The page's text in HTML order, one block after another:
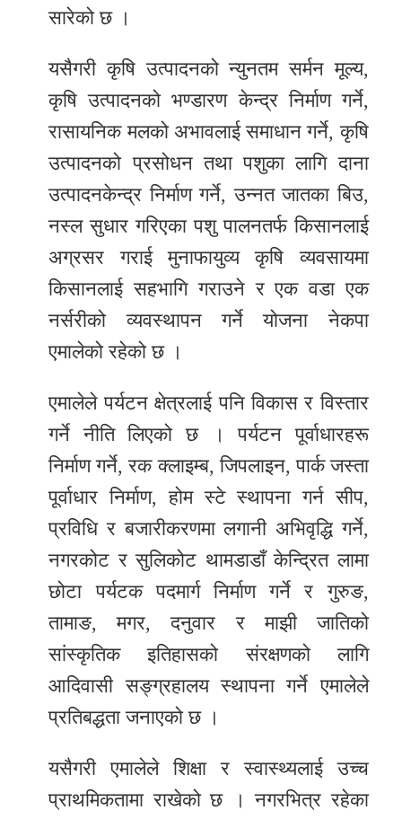
सारेको छ ।
यसैगरी कृषि उत्पादनको न्युनतम सर्मन मूल्य,
कृषि उत्पादनको भण्डारण केन्द्र निर्माण गर्ने,
रासायनिक मलको अभावलाई समाधान गर्ने, कृषि
उत्पादनको प्रसोधन तथा पशुका लागि दाना
उत्पादनकेन्द्र निर्माण गर्ने, उन्नत जातका बिउ,
नस्ल सुधार गरिएका पशु पालनतर्फ किसानलाई
अग्रसर गराई मुनाफायुव्य कृषि व्यवसायमा
किसानलाई सहभागि गराउने र एक वडा एक
नर्सरीको व्यवस्थापन गर्ने योजना नेकपा
एमालेको रहेको छ ।
एमालेले पर्यटन क्षेत्रलाई पनि विकास र विस्तार
गर्ने नीति लिएको छ । पर्यटन पूर्वाधारहरू
निर्माण गर्ने, रक क्लाइम्ब, जिपलाइन, पार्क जस्ता
पूर्वाधार निर्माण, होम स्टे स्थापना गर्न सीप,
प्रविधि र बजारीकरणमा लगानी अभिवृद्धि गर्ने,
नगरकोट र सुलिकोट थामडाडाँ केन्द्रित लामा
छोटा पर्यटक पदमार्ग निर्माण गर्ने र गुरुङ,
तामाङ, मगर, दनुवार र माझी जातिको
सांस्कृतिक इतिहासको संरक्षणको लागि
आदिवासी सङ्ग्रहालय स्थापना गर्ने एमालेले
प्रतिबद्धता जनाएको छ ।
यसैगरी एमालेले शिक्षा र स्वास्थ्यलाई उच्च
प्राथमिकतामा राखेको छ । नगरभित्र रहेका